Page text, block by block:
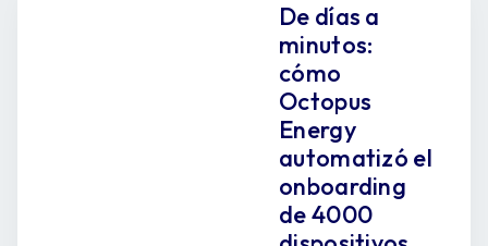
De días a
minutos:
cómo
Octopus
Energy
automatizó el
onboarding
de 4000